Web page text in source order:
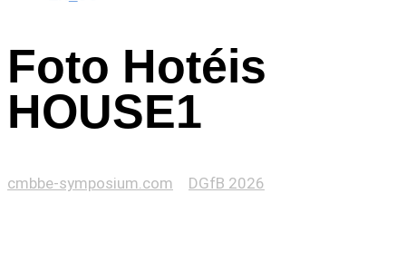
Foto Hotéis
HOUSE1
cmbbe-symposium.com DGfB 2026